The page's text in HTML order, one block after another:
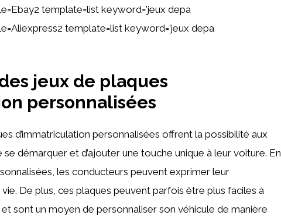
template=list keyword=’jeux depa
template=list keyword=’jeux depa
jeux de plaques
personnalisées
d’immatriculation personnalisées offrent la possibilité aux
démarquer et d’ajouter une touche unique à leur voiture. En
les conducteurs peuvent exprimer leur
De plus, ces plaques peuvent parfois être plus faciles à
sont un moyen de personnaliser son véhicule de manière